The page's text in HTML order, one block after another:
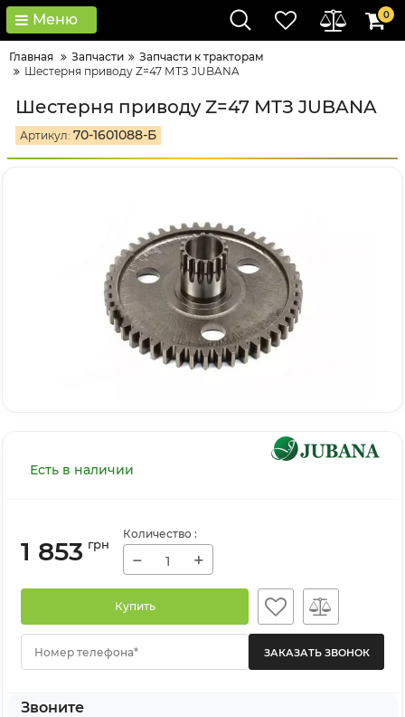
Меню 0
Главная Запчасти
Запчасти к тракторам
Шестерня приводу Z=47 МТЗ JUBANA
Шестерня приводу Z=47 МТЗ JUBANA
Артикул: 70-1601088-Б
Есть в наличии
1 853 грн
Количество :
− +
Купить
Номер телефона*
Звоните